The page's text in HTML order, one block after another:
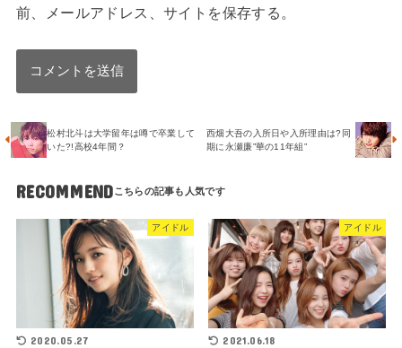
前、メールアドレス、サイトを保存する。
松村北斗は大学留年は噂で卒業して
いた?!高校4年間？
西畑大吾の入所日や入所理由は?同
期に永瀬廉”華の11年組”
RECOMMEND
アイドル
2020.05.27
アイドル
2021.06.18